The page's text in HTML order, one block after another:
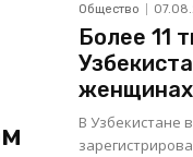
Общество
Более 11
В Узбекистане